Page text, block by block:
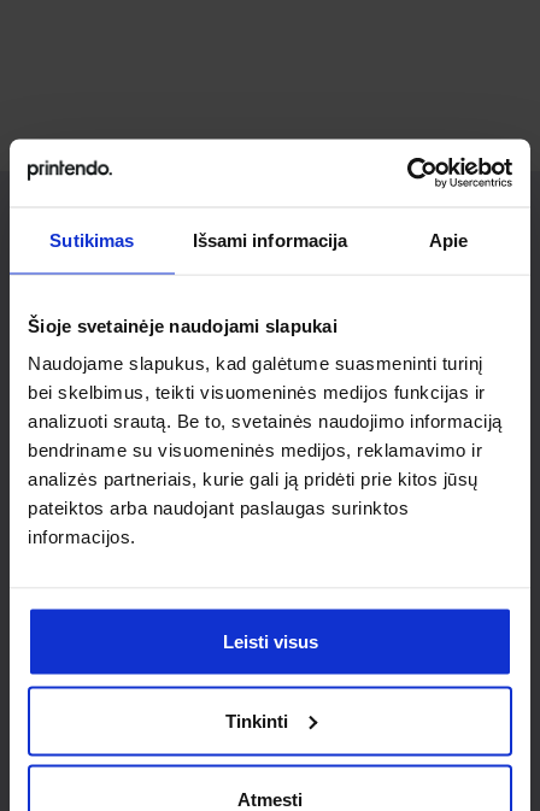
Sutikimas Išsami informacija Apie
Šioje svetainėje naudojami slapukai
Naudojame slapukus, kad galėtume suasmeninti turinį
bei skelbimus, teikti visuomeninės medijos funkcijas ir
analizuoti srautą. Be to, svetainės naudojimo informaciją
bendriname su visuomeninės medijos, reklamavimo ir
analizės partneriais, kurie gali ją pridėti prie kitos jūsų
pateiktos arba naudojant paslaugas surinktos
informacijos.
Leisti visus
Tinkinti
Atmesti
Ieškai
individualaus
sprendimo?
Susisiek su mumis dėl
nestandartinio produkto aptarimo.
Susisiekti